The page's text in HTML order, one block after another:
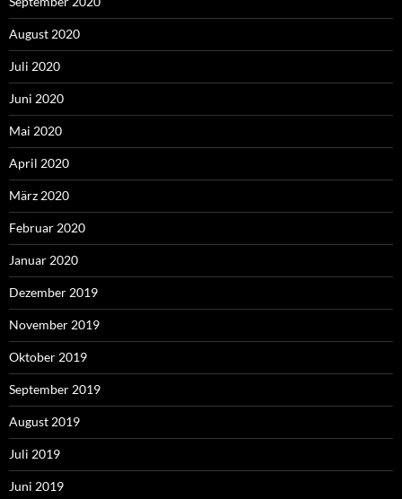
August 2020
Juli 2020
Juni 2020
Mai 2020
April 2020
März 2020
Februar 2020
Januar 2020
Dezember 2019
November 2019
Oktober 2019
September 2019
August 2019
Juli 2019
Juni 2019